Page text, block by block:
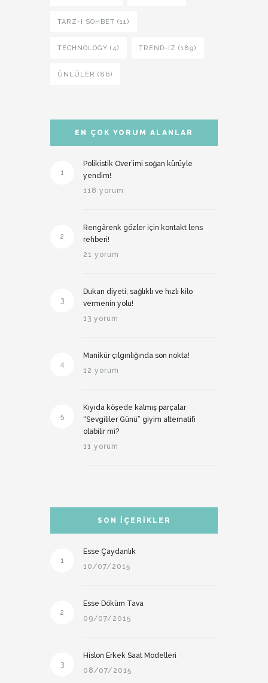
TARZ-I SOHBET (11)
TECHNOLOGY (4) TREND-IZ (189)
ÜNLÜLER (86)
EN ÇOK YORUM ALANLAR
1
Polikistik Over’imi soğan kürüyle
yendim!
118 yorum
2
Rengârenk gözler için kontakt lens
rehberi!
21 yorum
3
Dukan diyeti; sağlıklı ve hızlı kilo
vermenin yolu!
13 yorum
4
Manikür çılgınlığında son nokta!
12 yorum
5
Kıyıda köşede kalmış parçalar
“Sevgililer Günü” giyim alternatifi
olabilir mi?
11 yorum
SON İÇERIKLER
1
Esse Çaydanlık
10/07/2015
2
Esse Döküm Tava
09/07/2015
3
Hislon Erkek Saat Modelleri
08/07/2015